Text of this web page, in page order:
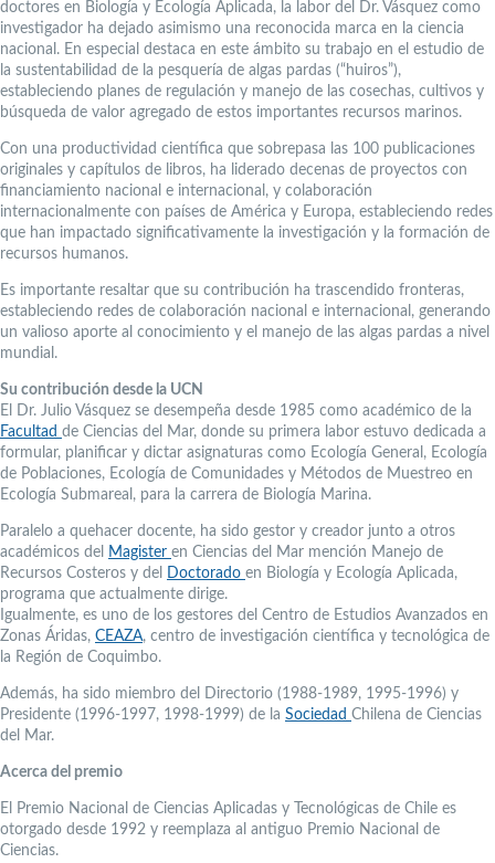
doctores en Biología y Ecología Aplicada, la labor del Dr. Vásquez como
investigador ha dejado asimismo una reconocida marca en la ciencia
nacional. En especial destaca en este ámbito su trabajo en el estudio de
la sustentabilidad de la pesquería de algas pardas (“huiros”),
estableciendo planes de regulación y manejo de las cosechas, cultivos y
búsqueda de valor agregado de estos importantes recursos marinos.
Con una productividad científica que sobrepasa las 100 publicaciones
originales y capítulos de libros, ha liderado decenas de proyectos con
financiamiento nacional e internacional, y colaboración
internacionalmente con países de América y Europa, estableciendo redes
que han impactado significativamente la investigación y la formación de
recursos humanos.
Es importante resaltar que su contribución ha trascendido fronteras,
estableciendo redes de colaboración nacional e internacional, generando
un valioso aporte al conocimiento y el manejo de las algas pardas a nivel
mundial.
Su contribución desde la UCN
El Dr. Julio Vásquez se desempeña desde 1985 como académico de la
Facultad de Ciencias del Mar, donde su primera labor estuvo dedicada a
formular, planificar y dictar asignaturas como Ecología General, Ecología
de Poblaciones, Ecología de Comunidades y Métodos de Muestreo en
Ecología Submareal, para la carrera de Biología Marina.
Paralelo a quehacer docente, ha sido gestor y creador junto a otros
académicos del
Magister en Ciencias del Mar mención Manejo de
Recursos Costeros y del
Doctorado en Biología y Ecología Aplicada,
programa que actualmente dirige.
Igualmente, es uno de los gestores del Centro de Estudios Avanzados en
Zonas Áridas, CEAZA, centro de investigación científica y tecnológica de
la Región de Coquimbo.
Además, ha sido miembro del Directorio (1988-1989, 1995-1996) y
Presidente (1996-1997, 1998-1999) de la Sociedad Chilena de Ciencias
del Mar.
Acerca del premio
El Premio Nacional de Ciencias Aplicadas y Tecnológicas de Chile es
otorgado desde 1992 y reemplaza al antiguo Premio Nacional de
Ciencias.